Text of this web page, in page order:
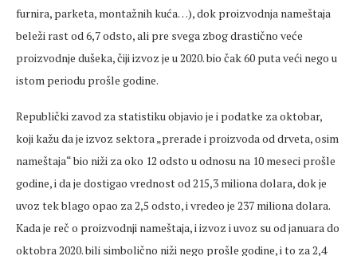
furnira, parketa, montažnih kuća…), dok proizvodnja nameštaja
beleži rast od 6,7 odsto, ali pre svega zbog drastično veće
proizvodnje dušeka, čiji izvoz je u 2020. bio čak 60 puta veći nego u
istom periodu prošle godine.
Republički zavod za statistiku objavio je i podatke za oktobar,
koji kažu da je izvoz sektora „prerade i proizvoda od drveta, osim
nameštaja“ bio niži za oko 12 odsto u odnosu na 10 meseci prošle
godine, i da je dostigao vrednost od 215,3 miliona dolara, dok je
uvoz tek blago opao za 2,5 odsto, i vredeo je 237 miliona dolara.
Kada je reč o proizvodnji nameštaja, i izvoz i uvoz su od januara do
oktobra 2020. bili simbolično niži nego prošle godine, i to za 2,4